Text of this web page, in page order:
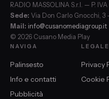
RADIO MASSOLINA S.r.l. — P.
Sede: Via Don Carlo Gnocchi, 3
Mail: info@cusanomediagroup.it
© 2026 Cusano Media Play
NAVIGA
Palinsesto
Info e contatti
Pubblicità
LEGALE
Privacy
Cookie